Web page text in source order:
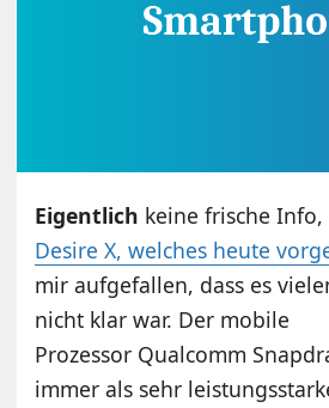
Eigentlich keine frische Info,
Desire X, welches heute
mir aufgefallen, dass es
nicht klar war. Der mobile
Prozessor Qualcomm
immer als sehr